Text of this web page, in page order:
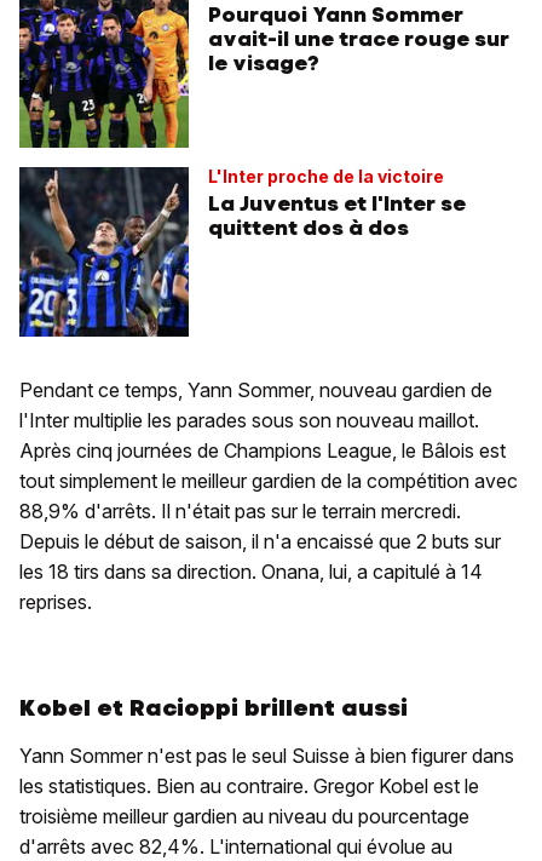
Pourquoi Yann Sommer
avait-il une trace rouge sur
le visage?
L'Inter proche de la victoire
La Juventus et l'Inter se
quittent dos à dos
Pendant ce temps, Yann Sommer, nouveau gardien de
l'Inter multiplie les parades sous son nouveau maillot.
Après cinq journées de Champions League, le Bâlois est
tout simplement le meilleur gardien de la compétition avec
88,9% d'arrêts. Il n'était pas sur le terrain mercredi.
Depuis le début de saison, il n'a encaissé que 2 buts sur
les 18 tirs dans sa direction. Onana, lui, a capitulé à 14
reprises.
Kobel et Racioppi brillent aussi
Yann Sommer n'est pas le seul Suisse à bien figurer dans
les statistiques. Bien au contraire. Gregor Kobel est le
troisième meilleur gardien au niveau du pourcentage
d'arrêts avec 82,4%. L'international qui évolue au